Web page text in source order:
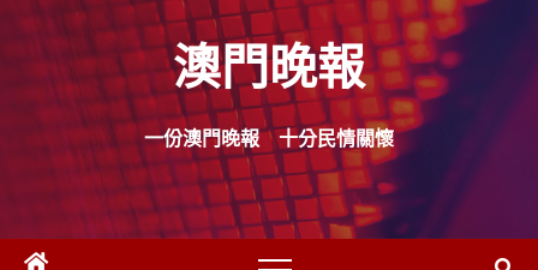
Skip
content
澳門晚報
一份澳門晚報 十分民情關懷